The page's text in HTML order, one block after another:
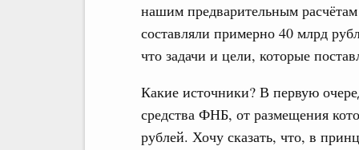
нашим предварительным
составляли примерно 40 млрд
что задачи и цели, которые
Какие источники? В первую
средства ФНБ, от размещения
рублей. Хочу сказать, что, в